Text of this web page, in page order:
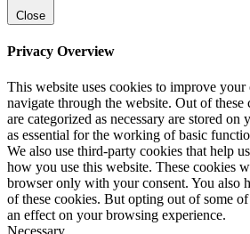
Close
Privacy Overview
This website uses cookies to improve
navigate through the website. Out of these
are categorized as necessary are stored on
as essential for the working of basic
We also use third-party cookies that help
how you use this website. These cookies
browser only with your consent. You also
of these cookies. But opting out of some
an effect on your browsing experience.
Necessary